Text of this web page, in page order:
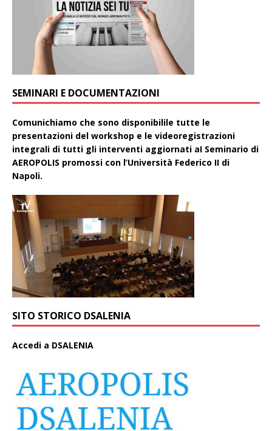
SEMINARI E DOCUMENTAZIONI
Comunichiamo che sono disponibilile tutte le
presentazioni del workshop e le videoregistrazioni
integrali di tutti gli interventi aggiornati aI Seminario di
AEROPOLIS promossi con l’Università Federico II di
Napoli.
SITO STORICO DSALENIA
Accedi a DSALENIA